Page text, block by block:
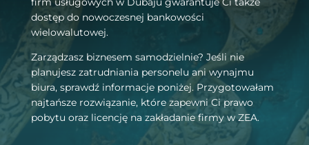
dostęp do nowoczesnej bankowości
wielowalutowej.
Zarządzasz biznesem samodzielnie? Jeśli nie
planujesz zatrudniania personelu ani wynajmu
biura, sprawdź informacje poniżej. Przygotowałam
najtańsze rozwiązanie, które zapewni Ci prawo
pobytu oraz licencję na zakładanie firmy w ZEA.